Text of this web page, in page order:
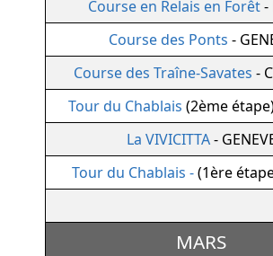
Course en Relais en Forêt-
Course des Ponts -
Course des Traîne-Savates -
Tour du Chablais (2ème
La VIVICITTA-
Tour du Chablais -(1ère
MARS